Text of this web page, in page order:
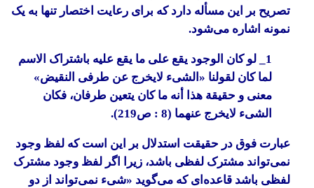
تصریح بر این مسأله دارد که برای رعایت اختصار تنها به یک
نمونه اشاره می‌شود.
1_ لو کان الوجود یقع علی ما یقع علیه باشتراک الاسم
لما کان لقولنا «الشیء لایخرج عن طرفی النقیض»
معنی و حقیقة هذا أنه ما کان یتعین طرفان، فکان
الشیء لایخرج عنهما (8 : ص219).
عبارت فوق در حقیقت استدلال بر این است که لفظ وجود
نمی‌تواند مشترک لفظی باشد، زیرا اگر لفظ وجود مشترک
لفظی باشد قاعده‌ای که می‌گوید «شیء نمی‌تواند از دو